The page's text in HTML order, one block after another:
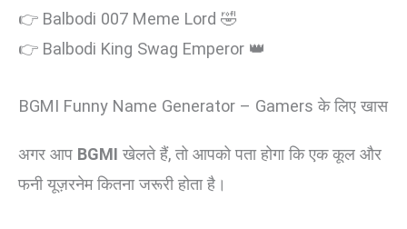
👉 Balbodi 007 Meme Lord 🤣
👉 Balbodi King Swag Emperor 👑
BGMI Funny Name Generator – Gamers के लिए खास
अगर आप BGMI खेलते हैं, तो आपको पता होगा कि एक कूल और
फनी यूज़रनेम कितना जरूरी होता है।